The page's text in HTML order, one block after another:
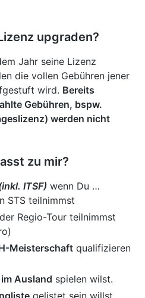
upgraden?
Jahr seine Lizenz
die vollen Gebühren jener
wird. Bereits
Gebühren, bspw.
werden nicht
zu mir?
ITSF) wenn Du …
STS teilnimmst
Regio-Tour teilnimmst
Meisterschaft qualifizieren
Ausland spielen wilst.